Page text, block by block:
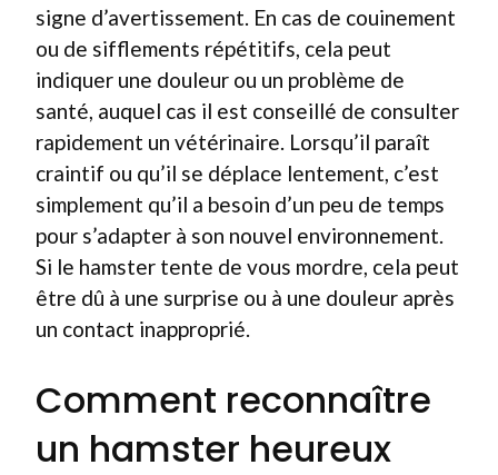
signe d’avertissement. En cas de couinement
ou de sifflements répétitifs, cela peut
indiquer une douleur ou un problème de
santé, auquel cas il est conseillé de consulter
rapidement un vétérinaire. Lorsqu’il paraît
craintif ou qu’il se déplace lentement, c’est
simplement qu’il a besoin d’un peu de temps
pour s’adapter à son nouvel environnement.
Si le hamster tente de vous mordre, cela peut
être dû à une surprise ou à une douleur après
un contact inapproprié.
Comment reconnaître
un hamster heureux